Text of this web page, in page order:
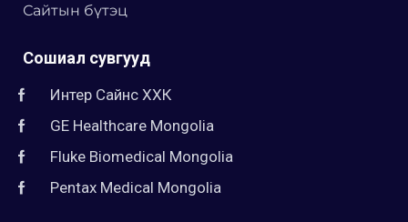
Сайтын бүтэц
Сошиал сувгууд
Интер Сайнс ХХК
GE Healthcare Mongolia
Fluke Biomedical Mongolia
Pentax Medical Mongolia